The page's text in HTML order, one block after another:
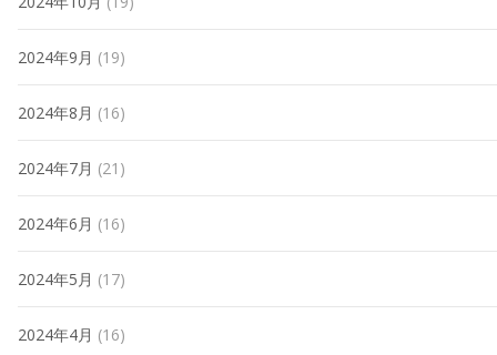
2024年9月 (19)
2024年8月 (16)
2024年7月 (21)
2024年6月 (16)
2024年5月 (17)
2024年4月 (16)